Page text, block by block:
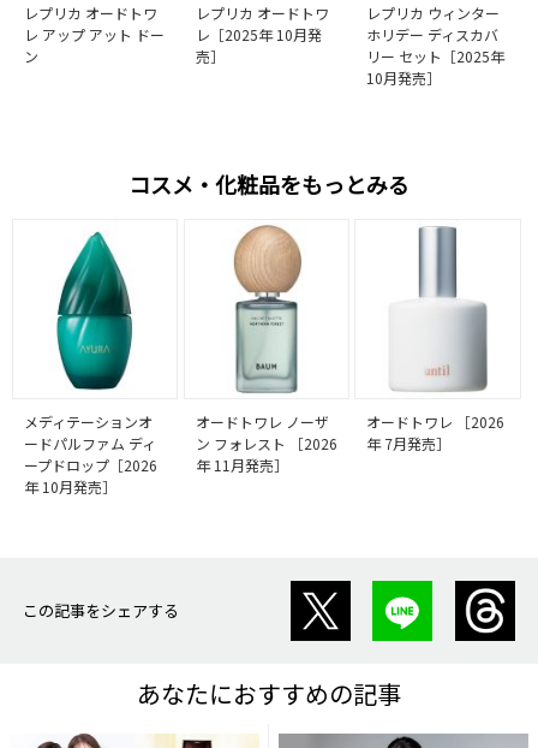
レプリカ オードトワ
レ アップ アット ドー
ン
レプリカ オードトワ
レ［2025年 10月発
売］
レプリカ ウィンター
ホリデー ディスカバ
リー セット［2025年
10月発売］
コスメ・化粧品をもっとみる
メディテーションオ
ードパルファム ディ
ープドロップ［2026
年 10月発売］
オードトワレ ノーザ
ン フォレスト ［2026
年 11月発売］
オードトワレ ［2026
年 7月発売］
この記事をシェアする
あなたにおすすめの記事